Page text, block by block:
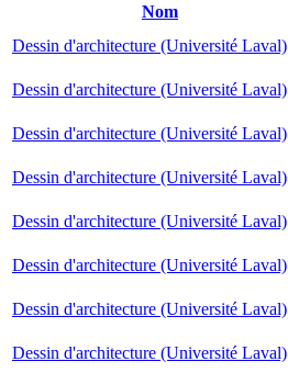
Nom
Dessin d'architecture (Université Laval)
Dessin d'architecture (Université Laval)
Dessin d'architecture (Université Laval)
Dessin d'architecture (Université Laval)
Dessin d'architecture (Université Laval)
Dessin d'architecture (Université Laval)
Dessin d'architecture (Université Laval)
Dessin d'architecture (Université Laval)